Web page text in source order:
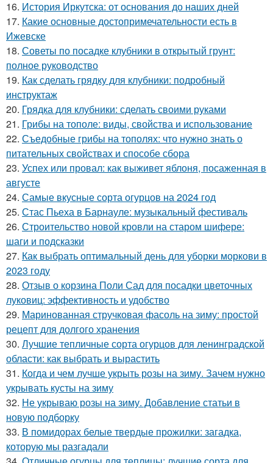
16. История Иркутска: от основания до наших дней
17. Какие основные достопримечательности есть в
Ижевске
18. Советы по посадке клубники в открытый грунт:
полное руководство
19. Как сделать грядку для клубники: подробный
инструктаж
20. Грядка для клубники: сделать своими руками
21. Грибы на тополе: виды, свойства и использование
22. Съедобные грибы на тополях: что нужно знать о
питательных свойствах и способе сбора
23. Успех или провал: как выживет яблоня, посаженная в
августе
24. Самые вкусные сорта огурцов на 2024 год
25. Стас Пьеха в Барнауле: музыкальный фестиваль
26. Строительство новой кровли на старом шифере:
шаги и подсказки
27. Как выбрать оптимальный день для уборки моркови в
2023 году
28. Отзыв о корзина Поли Сад для посадки цветочных
луковиц: эффективность и удобство
29. Маринованная стручковая фасоль на зиму: простой
рецепт для долгого хранения
30. Лучшие тепличные сорта огурцов для ленинградской
области: как выбрать и вырастить
31. Когда и чем лучше укрыть розы на зиму. Зачем нужно
укрывать кусты на зиму
32. Не укрываю розы на зиму. Добавление статьи в
новую подборку
33. В помидорах белые твердые прожилки: загадка,
которую мы разгадали